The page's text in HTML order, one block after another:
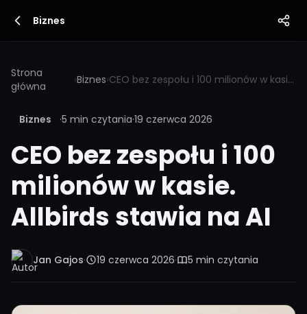
Biznes
Strona
główna
›Biznes› CEO bez zespołu i 100 milionów w kasie. Allbirds stawia na AI
Biznes ·5 min czytania·19 czerwca 2026
CEO bez zespołu i 100
milionów w kasie.
Allbirds stawia na AI
Jan Gajos· 19 czerwca 2026· 5 min czytania